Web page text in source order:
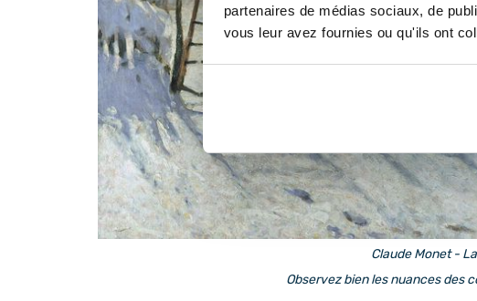
partenaires de médias sociaux, de
vous leur avez fournies ou qu'ils ont
Claude Monet -
Observez bien les nuances des